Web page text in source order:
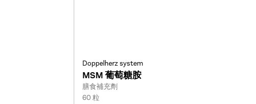
Doppelherz system
MSM 葡萄糖胺
Type:
膳食補充劑
Size:
60 粒